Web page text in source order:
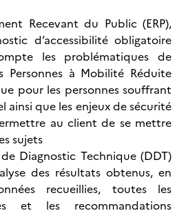
Recevant du Public (ERP),
d’accessibilité obligatoire
les problématiques de
Personnes à Mobilité Réduite
pour les personnes souffrant
ainsi que les enjeux de sécurité
au client de se mettre
sujets
Diagnostic Technique (DDT)
des résultats obtenus, en
recueillies, toutes les
et les recommandations